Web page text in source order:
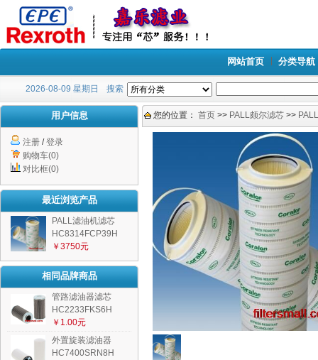
网站首页 分类导航
2026-08-09 星期日 搜索
用户信息
注册 /登录
购物车(0)
对比框(0)
最近浏览产品
PALL滤油机滤芯
HC8314FCP39H
￥3750元
相同品牌商品
管路滤油器滤芯
HC2233FKS6H
￥1.00元
外置旋装滤油器
HC7400SRN8H
您的位置： 首页 >> PALL颇尔滤芯 >>